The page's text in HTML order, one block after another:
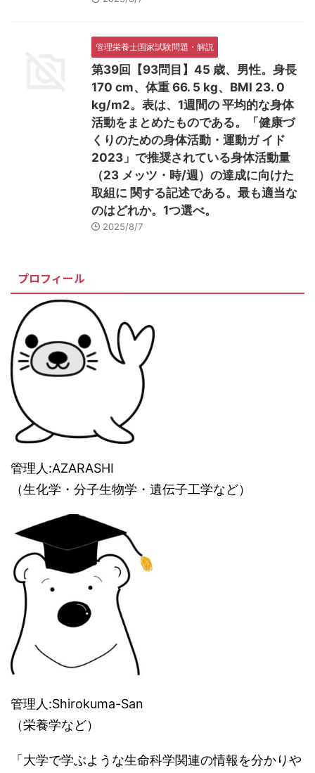
管理栄養士国家試験問題・解説
第39回【93問目】45 歳、男性。身長
170 cm、体重 66. 5 kg、BMI 23. 0
kg/m2。表は、1週間の 平均的な身体
活動をまとめたものである。「健康づ
くりのための身体活動・運動ガ イド
2023」で推奨されている身体活動量
（23 メッツ・時/週）の達成に向けた
取組に 関する記述である。最も適当な
のはどれか。1つ選べ。
2025/8/7
プロフィール
管理人:AZARASHI
（生化学・分子生物学・遺伝子工学など）
管理人:Shirokuma-San
（栄養学など）
「大学で学ぶような生命科学関連の情報を分かりや